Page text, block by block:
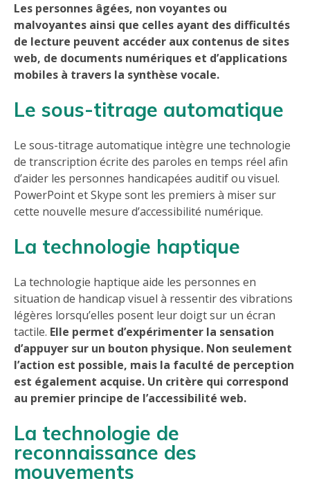
Les personnes âgées, non voyantes ou
malvoyantes ainsi que celles ayant des difficultés
de lecture peuvent accéder aux contenus de sites
web, de documents numériques et d’applications
mobiles à travers la synthèse vocale.
Le sous-titrage automatique
Le sous-titrage automatique intègre une technologie
de transcription écrite des paroles en temps réel afin
d’aider les personnes handicapées auditif ou visuel.
PowerPoint et Skype sont les premiers à miser sur
cette nouvelle mesure d’accessibilité numérique.
La technologie haptique
La technologie haptique aide les personnes en
situation de handicap visuel à ressentir des vibrations
légères lorsqu’elles posent leur doigt sur un écran
tactile. Elle permet d’expérimenter la sensation
d’appuyer sur un bouton physique. Non seulement
l’action est possible, mais la faculté de perception
est également acquise. Un critère qui correspond
au premier principe de l’accessibilité web.
La technologie de
reconnaissance des
mouvements